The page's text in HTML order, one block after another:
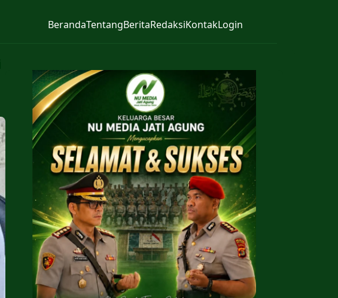
BerandaTentangBeritaRedaksiKontakLogin